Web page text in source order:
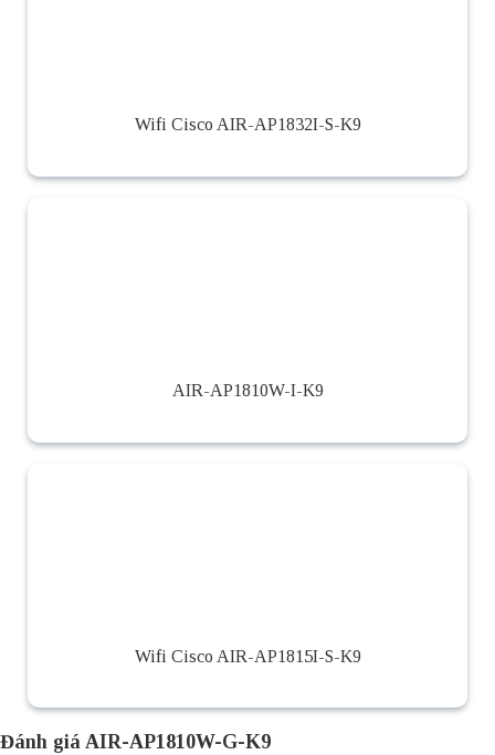
Wifi Cisco AIR-AP1832I-S-K9
AIR-AP1810W-I-K9
Wifi Cisco AIR-AP1815I-S-K9
Đánh giá AIR-AP1810W-G-K9